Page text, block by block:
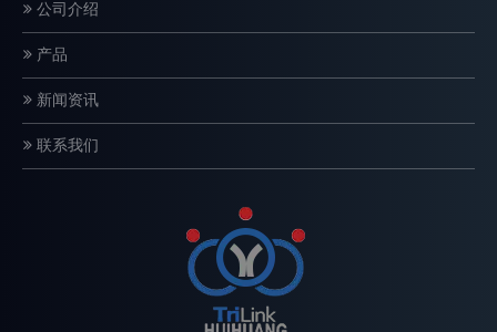
公司介绍
产品
新闻资讯
联系我们